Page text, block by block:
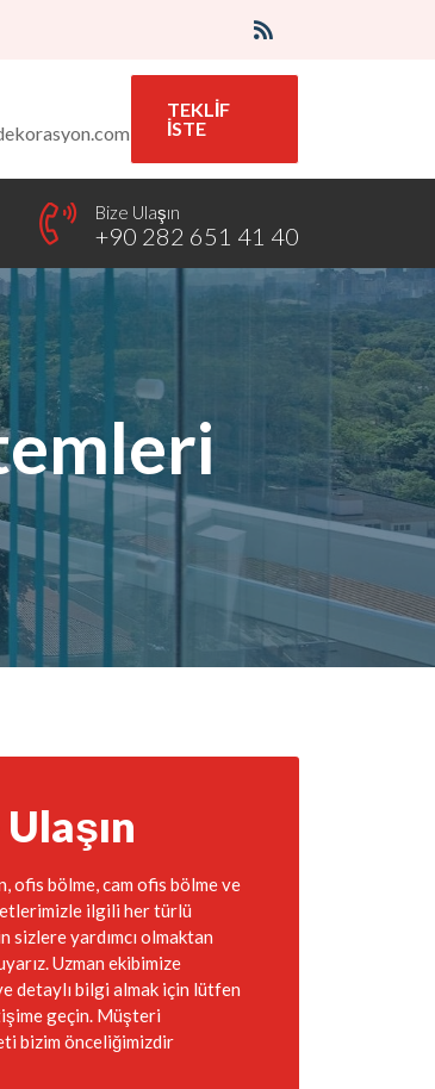
TEKLİF
İSTE
Bize Ulaşın
+90 282 651 41 40
ofis bölme, cam ofis bölme ve
ilgili her türlü
sizlere yardımcı olmaktan
Uzman ekibimize
detaylı bilgi almak için lütfen
geçin. Müşteri
bizim önceliğimizdir